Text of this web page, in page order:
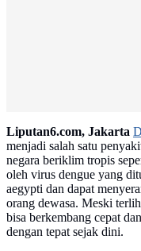
Liputan6.com, Jakarta
menjadi salah satu
negara beriklim tropis
oleh virus dengue yang
aegypti dan dapat
orang dewasa. Meski
bisa berkembang cepat
dengan tepat sejak dini.